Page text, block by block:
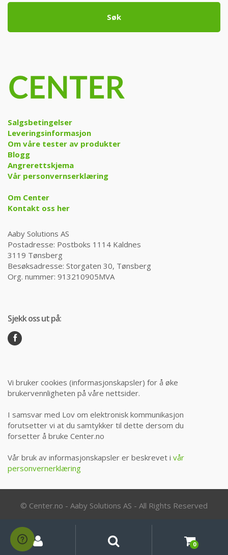
Søk
Salgsbetingelser
Leveringsinformasjon
Om våre tester av produkter
Blogg
Angrerettskjema
Vår personvernserklæring
Om Center
Kontakt oss her
Aaby Solutions AS
Postadresse: Postboks 1114 Kaldnes
3119 Tønsberg
Besøksadresse: Storgaten 30, Tønsberg
Org. nummer: 913210905MVA
Sjekk oss ut på:
Vi bruker cookies (informasjonskapsler) for å øke
brukervennligheten på våre nettsider.
I samsvar med Lov om elektronisk kommunikasjon
forutsetter vi at du samtykker til dette dersom du
forsetter å bruke Center.no
Vår bruk av informasjonskapsler er beskrevet i vår
personvernerklæring
© Center.no - Aaby Solutions AS - All Rights Reserved
konto
Søk
etter:
0